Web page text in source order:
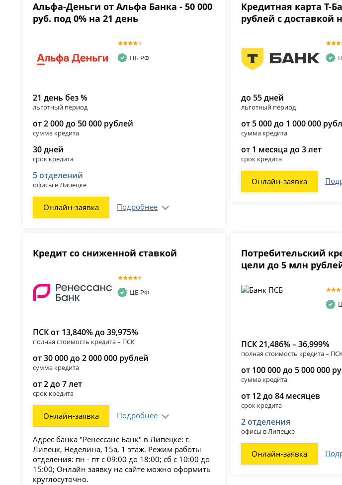
Альфа-Деньги от Альфа Банка - 50 000
руб. под 0% на 21 день
ЦБ РФ
21 день без %
льготный период
от 2 000 до 50 000 рублей
сумма кредита
30 дней
срок кредита
5 отделений
офисы в Липецке
Онлайн-заявка Подробнее
Кредитная карта Т-
рублей с доставкой
до 55 дней
льготный период
от 5 000 до 1 000 000
сумма кредита
от 1 месяца до 3 лет
срок кредита
Онлайн-заявка
Кредит со сниженной ставкой
ЦБ РФ
ПСК от 13,840% до 39,975%
полная стоимость кредита – ПСК
от 30 000 до 2 000 000 рублей
сумма кредита
от 2 до 7 лет
срок кредита
Онлайн-заявка Подробнее
Адрес банка "Ренессанс Банк" в Липецке: г.
Липецк, Неделина, 15а, 1 этаж. Режим работы
отделения: пн - пт с 09:00 до 18:00; сб с 10:00 до
15:00; Онлайн заявку на сайте можно оформить
круглосуточно.
Потребительский
цели до 5 млн
ПСК 21,486% – 36,999%
полная стоимость кредита –
от 100 000 до 5 000 000
сумма кредита
от 12 до 84 месяцев
срок кредита
2 отделения
офисы в Липецке
Онлайн-заявка